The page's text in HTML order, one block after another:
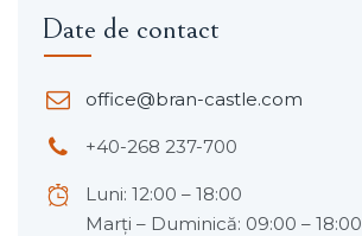
Date de contact
office@bran-castle.com
+40-268 237-700
Luni: 12:00 – 18:00
Marți – Duminică: 09:00 – 18:00